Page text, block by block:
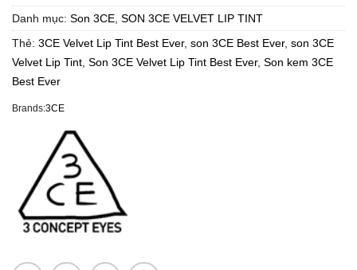
Danh mục: Son 3CE SON 3CE VELVET LIP TINT
Thẻ: 3CE Velvet Lip Tint Best Ever, son 3CE Best Ever, son 3CE
Velvet Lip Tint Son 3CE Velvet Lip Tint Best Ever, Son kem 3CE
Best Ever
Brands:3CE